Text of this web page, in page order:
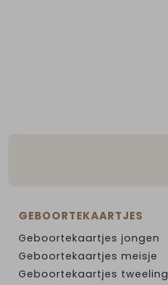
GEBOORTEKAARTJES
Geboortekaartjes jongen
Geboortekaartjes meisje
Geboortekaartjes tweeling